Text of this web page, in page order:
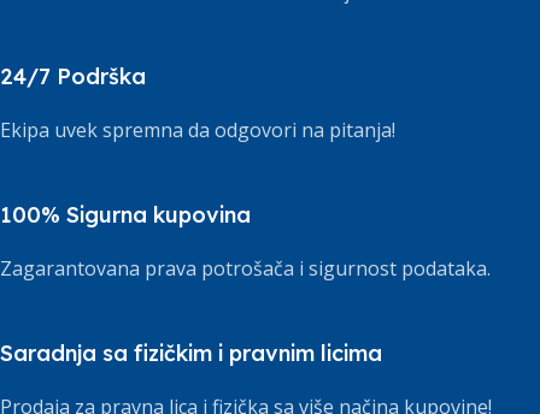
24/7 Podrška
Ekipa uvek spremna da odgovori na pitanja!
100% Sigurna kupovina
Zagarantovana prava potrošača i sigurnost podataka.
Saradnja sa fizičkim i pravnim licima
Prodaja za pravna lica i fizička sa više načina kupovine!